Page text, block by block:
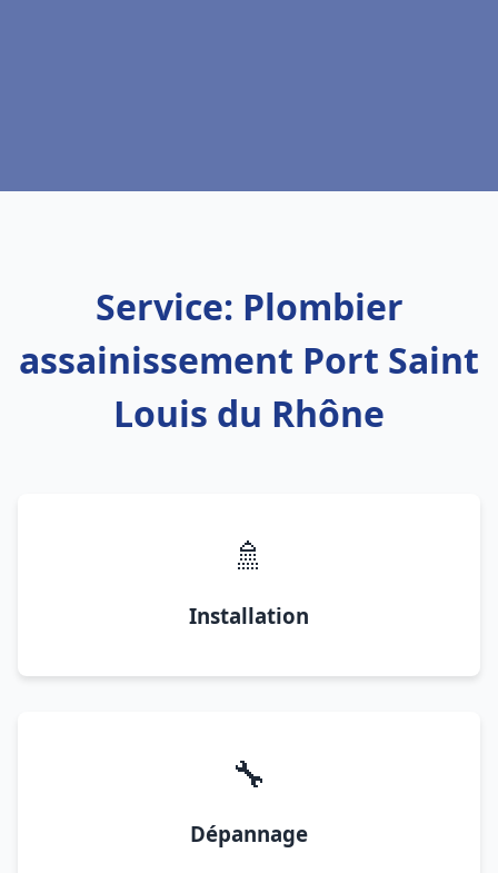
Service: Plombier
assainissement Port Saint
Louis du Rhône
🚿
Installation
🔧
Dépannage